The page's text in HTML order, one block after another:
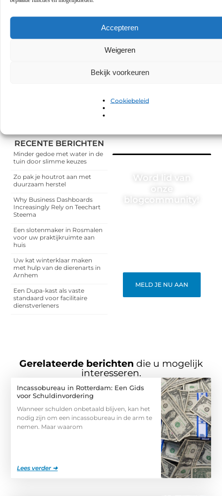
Accepteren
Weigeren
Bekijk voorkeuren
Cookiebeleid
GEPUBLICEERD DOOR
Elise van Kessel
Contentontwikkelaar
RECENTE BERICHTEN
Minder gedoe met water in de
tuin door slimme keuzes
Zo pak je houtrot aan met
duurzaam herstel
Why Business Dashboards
Increasingly Rely on Teechart
Steema
Een slotenmaker in Rosmalen
voor uw praktijkruimte aan
huis
Uw kat winterklaar maken
met hulp van de dierenarts in
Arnhem
Een Dupa-kast als vaste
standaard voor facilitaire
dienstverleners
Word lid van
onze
blogcommunity!
MELD JE NU AAN
Gerelateerde berichten die u mogelijk
interesseren.
Incassobureau in Rotterdam: Een Gids
voor Schuldinvordering
Wanneer schulden onbetaald blijven, kan het
nodig zijn om een incassobureau in de arm te
nemen. Maar waarom
Lees verder ➜